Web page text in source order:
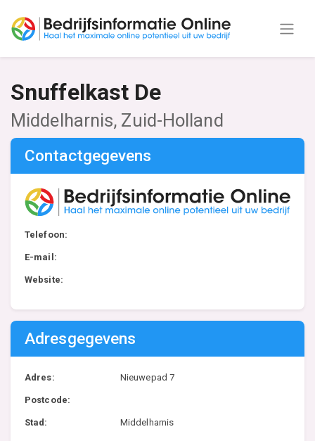
Snuffelkast De
Middelharnis, Zuid-Holland
Contactgegevens
Telefoon:
E-mail:
Website:
Adresgegevens
Adres: Nieuwepad 7
Postcode:
Stad: Middelharnis